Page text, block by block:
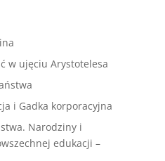
w ujęciu Arystotelesa
i Gadka korporacyjna
Narodziny i
edukacji –